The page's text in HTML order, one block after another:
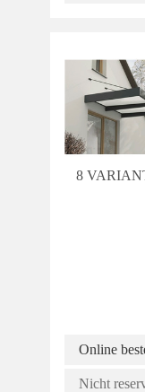
8
Online
Nicht